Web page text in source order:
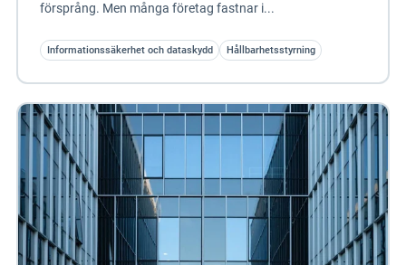
försprång. Men många företag fastnar i...
Informationssäkerhet och dataskydd Hållbarhetsstyrning